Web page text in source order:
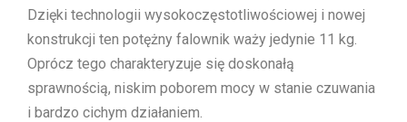
Dzięki technologii wysokoczęstotliwościowej i nowej
konstrukcji ten potężny falownik waży jedynie 11 kg.
Oprócz tego charakteryzuje się doskonałą
sprawnością, niskim poborem mocy w stanie czuwania
i bardzo cichym działaniem.